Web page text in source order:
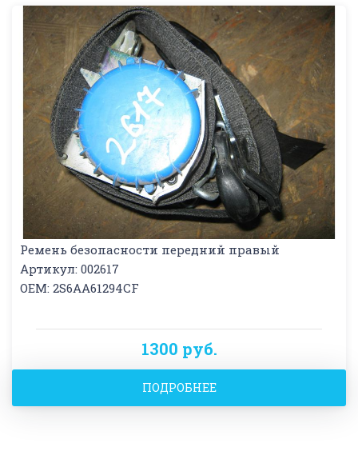
Ремень безопасности передний правый
Артикул: 002617
OEM: 2S6AA61294CF
1300 руб.
ПОДРОБНЕЕ